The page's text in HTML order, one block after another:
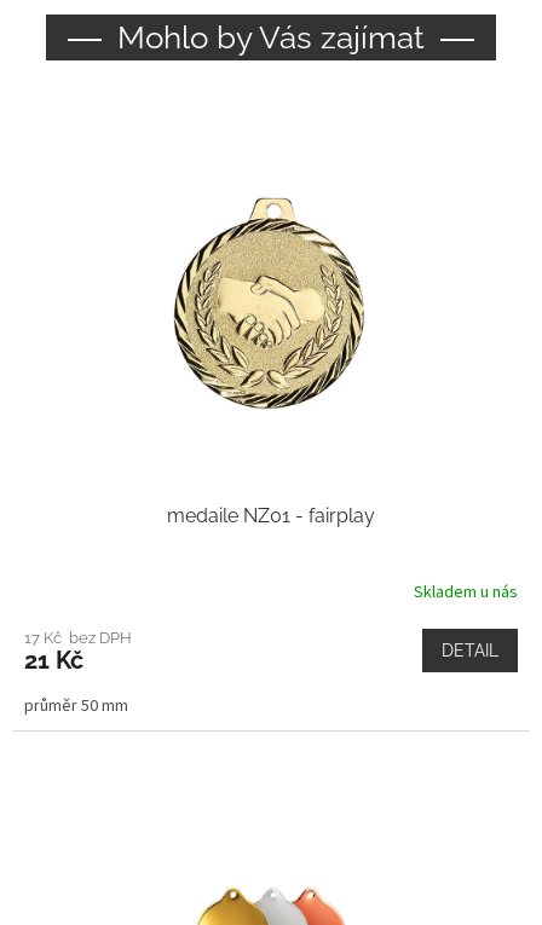
Mohlo by Vás zajímat
medaile NZ01 - fairplay
Skladem u nás
17 Kč bez DPH
21 Kč DETAIL
průměr 50 mm